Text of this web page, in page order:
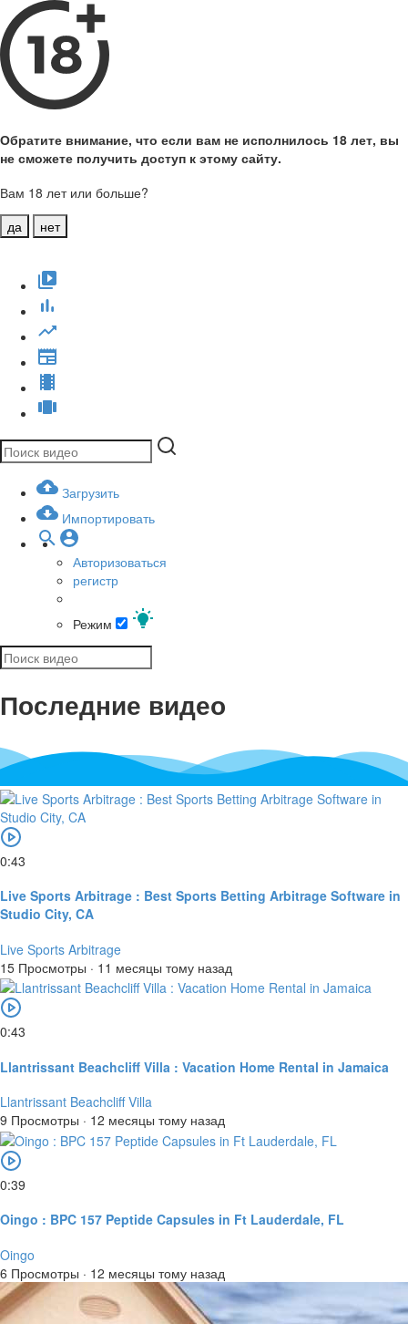
Обратите внимание, что если вам не исполнилось 18 лет, вы
не сможете получить доступ к этому сайту.
Вам 18 лет или больше?
да
нет
Загрузить
Импортировать
Авторизоваться
регистр
Режим
Последние видео
0:43
Live Sports Arbitrage : Best Sports Betting Arbitrage Software in
Studio City, CA
Live Sports Arbitrage
15 Просмотры · 11 месяцы тому назад
0:43
Llantrissant Beachcliff Villa : Vacation Home Rental in Jamaica
Llantrissant Beachcliff Villa
9 Просмотры · 12 месяцы тому назад
0:39
Oingo : BPC 157 Peptide Capsules in Ft Lauderdale, FL
Oingo
6 Просмотры · 12 месяцы тому назад